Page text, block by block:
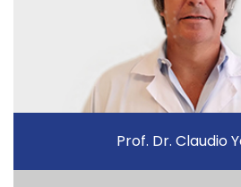
Prof. Dr. Claudio